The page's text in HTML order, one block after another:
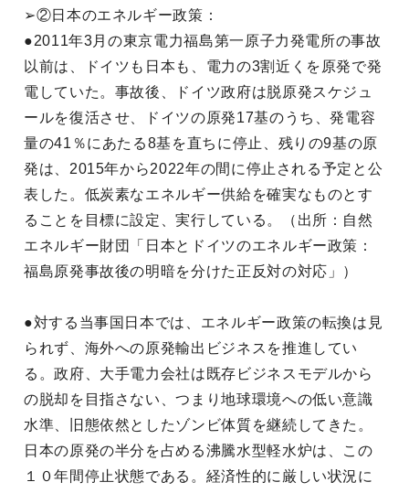
➢②日本のエネルギー政策：
●2011年3月の東京電力福島第一原子力発電所の事故
以前は、ドイツも日本も、電力の3割近くを原発で発
電していた。事故後、ドイツ政府は脱原発スケジュ
ールを復活させ、ドイツの原発17基のうち、発電容
量の41％にあたる8基を直ちに停止、残りの9基の原
発は、2015年から2022年の間に停止される予定と公
表した。低炭素なエネルギー供給を確実なものとす
ることを目標に設定、実行している。（出所：自然
エネルギー財団「日本とドイツのエネルギー政策：
福島原発事故後の明暗を分けた正反対の対応」）
●対する当事国日本では、エネルギー政策の転換は見
られず、海外への原発輸出ビジネスを推進してい
る。政府、大手電力会社は既存ビジネスモデルから
の脱却を目指さない、つまり地球環境への低い意識
水準、旧態依然としたゾンビ体質を継続してきた。
日本の原発の半分を占める沸騰水型軽水炉は、この
１０年間停止状態である。経済性的に厳しい状況に